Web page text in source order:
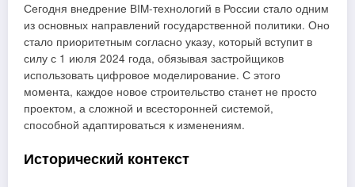
Сегодня внедрение BIM-технологий в России стало одним
из основных направлений государственной политики. Оно
стало приоритетным согласно указу, который вступит в
силу с 1 июля 2024 года, обязывая застройщиков
использовать цифровое моделирование. С этого
момента, каждое новое строительство станет не просто
проектом, а сложной и всесторонней системой,
способной адаптироваться к изменениям.
Исторический контекст